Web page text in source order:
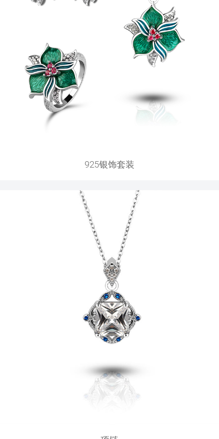
925银饰套装